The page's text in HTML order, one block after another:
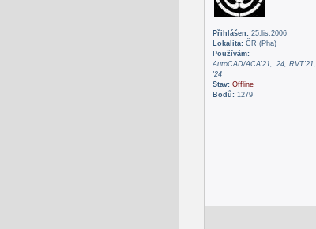
Přihlášen:25.lis.2006
Lokalita:ČR (Pha)
Používám:
AutoCAD/ACA'21, '24, RVT'21,
'24
Stav: Offline
Bodů:1279